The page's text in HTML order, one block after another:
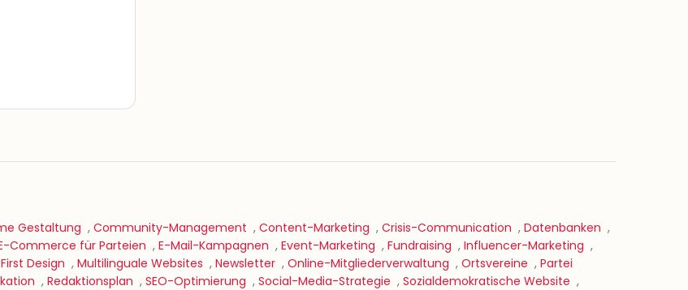
Gestaltung , Community-Management , Content-Marketing , Crisis-Communication , Datenbanken ,
Commerce für Parteien , E-Mail-Kampagnen , Event-Marketing , Fundraising , Influencer-Marketing ,
Design , Multilinguale Websites , Newsletter , Online-Mitgliederverwaltung , Ortsvereine , Partei
, Redaktionsplan , SEO-Optimierung , Social-Media-Strategie , Sozialdemokratische Website ,